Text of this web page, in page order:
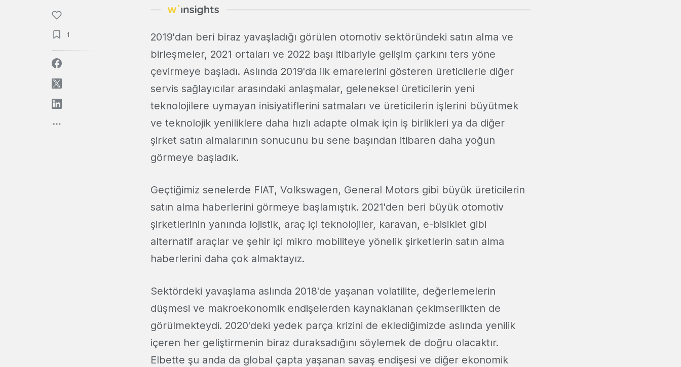
1
2019'dan beri biraz yavaşladığı görülen otomotiv sektöründeki satın alma ve
birleşmeler, 2021 ortaları ve 2022 başı itibariyle gelişim çarkını ters yöne
çevirmeye başladı. Aslında 2019'da ilk emarelerini gösteren üreticilerle diğer
servis sağlayıcılar arasındaki anlaşmalar, geleneksel üreticilerin yeni
teknolojilere uymayan inisiyatiflerini satmaları ve üreticilerin işlerini büyütmek
ve teknolojik yeniliklere daha hızlı adapte olmak için iş birlikleri ya da diğer
şirket satın almalarının sonucunu bu sene başından itibaren daha yoğun
görmeye başladık.
Geçtiğimiz senelerde FIAT, Volkswagen, General Motors gibi büyük üreticilerin
satın alma haberlerini görmeye başlamıştık. 2021'den beri büyük otomotiv
şirketlerinin yanında lojistik, araç içi teknolojiler, karavan, e-bisiklet gibi
alternatif araçlar ve şehir içi mikro mobiliteye yönelik şirketlerin satın alma
haberlerini daha çok almaktayız.
Sektördeki yavaşlama aslında 2018'de yaşanan volatilite, değerlemelerin
düşmesi ve makroekonomik endişelerden kaynaklanan çekimserlikten de
görülmekteydi. 2020'deki yedek parça krizini de eklediğimizde aslında yenilik
içeren her geliştirmenin biraz duraksadığını söylemek de doğru olacaktır.
Elbette şu anda da global çapta yaşanan savaş endişesi ve diğer ekonomik